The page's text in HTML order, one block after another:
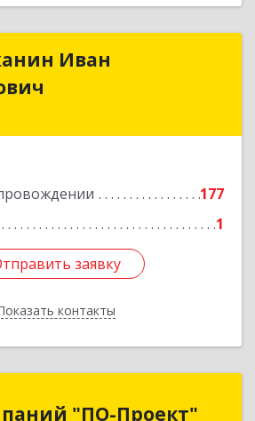
Иван
177
1
заявку
контакты
ИП Великжанин Иван
Подробнее
заявку
Назад
"ПО-Проект"
"ПО-Проект"